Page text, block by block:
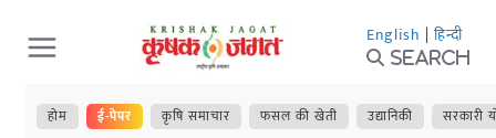
Skip
to
content
English | हिन्दी
Search
होम ई-पेपर कृषि समाचार फसल की खेती उद्यानिकी सरकारी